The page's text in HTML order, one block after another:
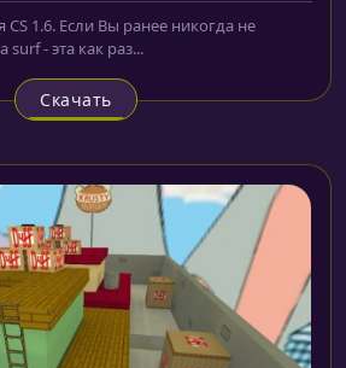
1.6. Если Вы ранее никогда не
surf - эта как раз...
Скачать